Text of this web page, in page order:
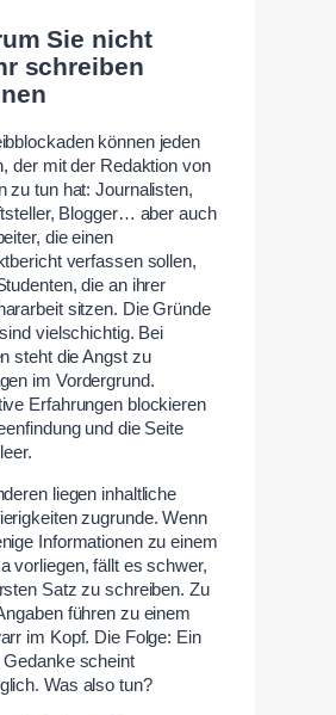
Sie nicht
schreiben
können jeden
der mit der Redaktion von
zu tun hat: Journalisten,
Blogger… aber auch
die einen
verfassen sollen,
die an ihrer
sitzen. Die Gründe
vielschichtig. Bei
steht die Angst zu
im Vordergrund.
Erfahrungen blockieren
und die Seite
liegen inhaltliche
zugrunde. Wenn
Informationen zu einem
vorliegen, fällt es schwer,
Satz zu schreiben. Zu
führen zu einem
im Kopf. Die Folge: Ein
Gedanke scheint
Was also tun?